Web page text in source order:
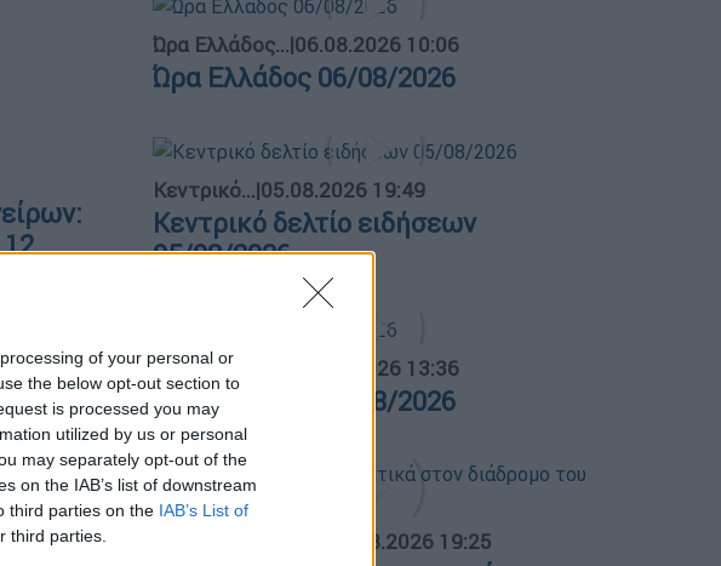
of your personal or
the below opt-out section to
is processed you may
utilized by us or personal
may separately opt-out of the
on the IAB’s list of downstream
third parties on the IAB’s List of
third parties.
Ώρα Ελλάδος...|06.08.2026 10:06
Ώρα Ελλάδος 06/08/2026
Κεντρικό...|05.08.2026 19:49
Κεντρικό δελτίο ειδήσεων
05/08/2026
Ώρα Ελλάδος... 05.08.2026 13:36
Ώρα Ελλάδος 05/08/2026
05.08.2026 19:25